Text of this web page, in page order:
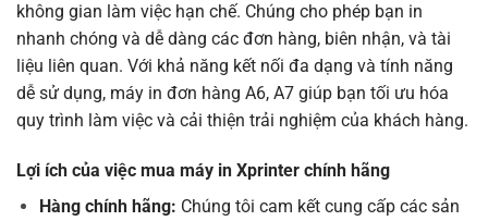
không gian làm việc hạn chế. Chúng cho phép bạn in
nhanh chóng và dễ dàng các đơn hàng, biên nhận, và tài
liệu liên quan. Với khả năng kết nối đa dạng và tính năng
dễ sử dụng, máy in đơn hàng A6, A7 giúp bạn tối ưu hóa
quy trình làm việc và cải thiện trải nghiệm của khách hàng.
Lợi ích của việc mua máy in Xprinter chính hãng
Hàng chính hãng: Chúng tôi cam kết cung cấp các sản